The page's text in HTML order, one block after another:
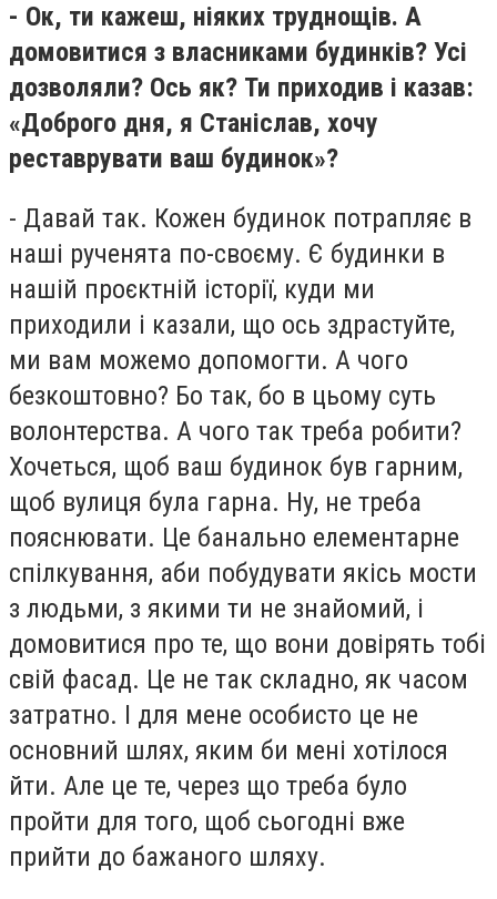
- Ок, ти кажеш, ніяких труднощів. А
домовитися з власниками будинків? Усі
дозволяли? Ось як? Ти приходив і казав:
«Доброго дня, я Станіслав, хочу
реставрувати ваш будинок»?
- Давай так. Кожен будинок потрапляє в
наші рученята по-своєму. Є будинки в
нашій проєктній історії, куди ми
приходили і казали, що ось здрастуйте,
ми вам можемо допомогти. А чого
безкоштовно? Бо так, бо в цьому суть
волонтерства. А чого так треба робити?
Хочеться, щоб ваш будинок був гарним,
щоб вулиця була гарна. Ну, не треба
пояснювати. Це банально елементарне
спілкування, аби побудувати якісь мости
з людьми, з якими ти не знайомий, і
домовитися про те, що вони довірять тобі
свій фасад. Це не так складно, як часом
затратно. І для мене особисто це не
основний шлях, яким би мені хотілося
йти. Але це те, через що треба було
пройти для того, щоб сьогодні вже
прийти до бажаного шляху.